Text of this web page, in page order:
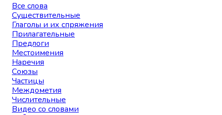
Все слова
Существительные
Глаголы и их спряжения
Прилагательные
Предлоги
Местоимения
Наречия
Союзы
Частицы
Междометия
Числительные
Видео со словами